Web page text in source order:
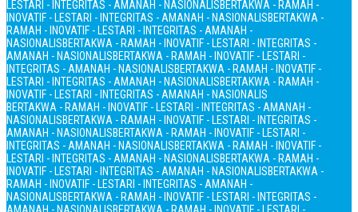
LESTARI - INTEGRITAS - AMANAH - NASIONALISBERTAKWA - RAMAH -
INOVATIF - LESTARI - INTEGRITAS - AMANAH - NASIONALISBERTAKWA -
RAMAH - INOVATIF - LESTARI - INTEGRITAS - AMANAH -
NASIONALISBERTAKWA - RAMAH - INOVATIF - LESTARI - INTEGRITAS -
AMANAH - NASIONALISBERTAKWA - RAMAH - INOVATIF - LESTARI -
INTEGRITAS - AMANAH - NASIONALISBERTAKWA - RAMAH - INOVATIF -
LESTARI - INTEGRITAS - AMANAH - NASIONALISBERTAKWA - RAMAH -
INOVATIF - LESTARI - INTEGRITAS - AMANAH - NASIONALIS
BERTAKWA - RAMAH - INOVATIF - LESTARI - INTEGRITAS - AMANAH -
NASIONALISBERTAKWA - RAMAH - INOVATIF - LESTARI - INTEGRITAS -
AMANAH - NASIONALISBERTAKWA - RAMAH - INOVATIF - LESTARI -
INTEGRITAS - AMANAH - NASIONALISBERTAKWA - RAMAH - INOVATIF -
LESTARI - INTEGRITAS - AMANAH - NASIONALISBERTAKWA - RAMAH -
INOVATIF - LESTARI - INTEGRITAS - AMANAH - NASIONALISBERTAKWA -
RAMAH - INOVATIF - LESTARI - INTEGRITAS - AMANAH -
NASIONALISBERTAKWA - RAMAH - INOVATIF - LESTARI - INTEGRITAS -